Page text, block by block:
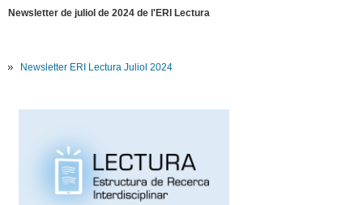
Newsletter de juliol de 2024 de l'ERI Lectura
Newsletter ERI Lectura Juliol 2024